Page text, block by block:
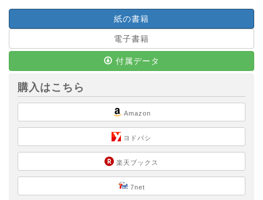
紙の書籍
電子書籍
付属データ
購入はこちら
Amazon
ヨドバシ
楽天ブックス
7net